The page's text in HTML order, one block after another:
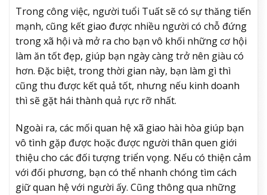
Trong công việc, người tuổi Tuất sẽ có sự thăng tiến
mạnh, cũng kết giao được nhiều người có chỗ đứng
trong xã hội và mở ra cho bạn vô khối những cơ hội
làm ăn tốt đẹp, giúp bạn ngày càng trở nên giàu có
hơn. Đặc biệt, trong thời gian này, bạn làm gì thì
cũng thu được kết quả tốt, nhưng nếu kinh doanh
thì sẽ gặt hái thành quả rực rỡ nhất.
Ngoài ra, các mối quan hệ xã giao hài hòa giúp bạn
vô tình gặp được hoặc được người thân quen giới
thiệu cho các đối tượng triển vọng. Nếu có thiện cảm
với đối phương, bạn có thể nhanh chóng tìm cách
giữ quan hệ với người ấy. Cũng thông qua những